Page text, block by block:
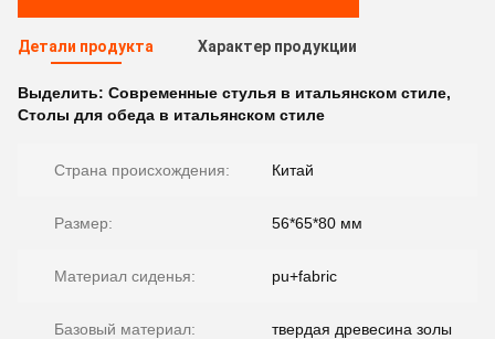
Детали продукта Характер продукции
Выделить: Современные стулья в итальянском стиле,
Столы для обеда в итальянском стиле
Страна происхождения: Китай
Размер: 56*65*80 мм
Материал сиденья: pu+fabric
Базовый материал: твердая древесина золы